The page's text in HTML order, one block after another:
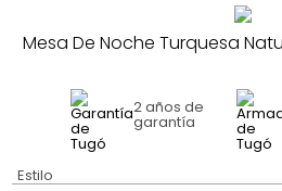
Mesa De Noche Turquesa
2 años de
garantía
Estilo